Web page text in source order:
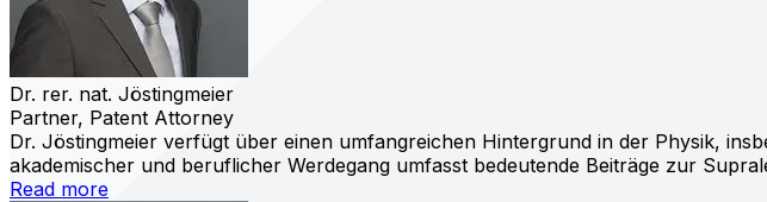
Dr. rer. nat. Jöstingmeier
Partner, Patent Attorney
Dr. Jöstingmeier verfügt über einen umfangreichen Hintergrund in der Physik,
akademischer und beruflicher Werdegang umfasst bedeutende Beiträge zur
Read more